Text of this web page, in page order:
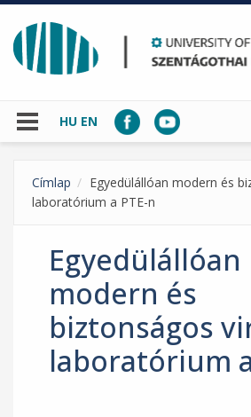
Skip to main content
HU EN
Címlap
Egyedülállóan modern és
laboratórium a PTE-n
Egyedülállóan
modern és
biztonságos
laboratórium